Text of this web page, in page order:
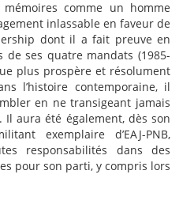
comme un homme
inlassable en faveur de
dont il a fait preuve en
de ses quatre mandats (1985-
plus prospère et résolument
l’histoire contemporaine, il
en ne transigeant jamais
Il aura été également, dès son
exemplaire d’EAJ-PNB,
responsabilités dans des
pour son parti, y compris lors